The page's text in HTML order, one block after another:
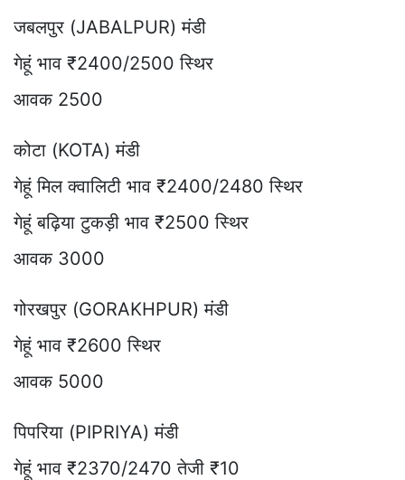
जबलपुर (JABALPUR) मंडी
गेहूं भाव ₹2400/2500 स्थिर
आवक 2500
कोटा (KOTA) मंडी
गेहूं मिल क्वालिटी भाव ₹2400/2480 स्थिर
गेहूं बढ़िया टुकड़ी भाव ₹2500 स्थिर
आवक 3000
गोरखपुर (GORAKHPUR) मंडी
गेहूं भाव ₹2600 स्थिर
आवक 5000
पिपरिया (PIPRIYA) मंडी
गेहूं भाव ₹2370/2470 तेजी ₹10